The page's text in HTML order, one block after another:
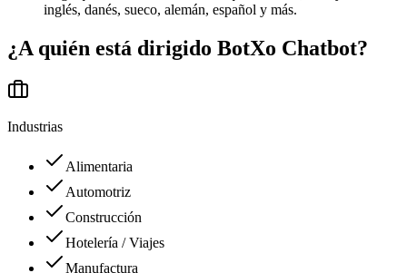
inglés, danés, sueco, alemán, español y más.
¿A quién está dirigido BotXo Chatbot?
Industrias
Alimentaria
Automotriz
Construcción
Hotelería / Viajes
Manufactura